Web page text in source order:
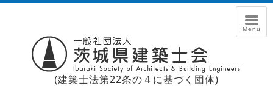
(建築士法第22条の４に基づく団体)